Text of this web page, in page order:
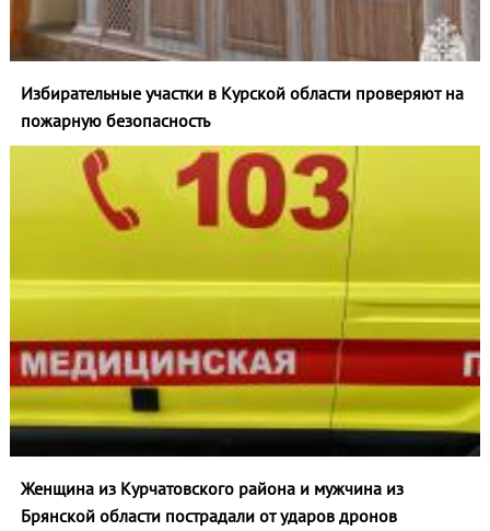
Избирательные участки в Курской области проверяют на
пожарную безопасность
Женщина из Курчатовского района и мужчина из
Брянской области пострадали от ударов дронов